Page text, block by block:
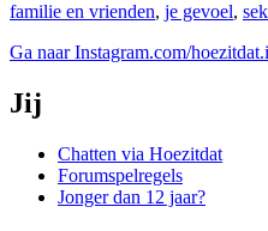
familie en vrienden, je gevoel,
Ga naar Instagram.com/
Jij
Chatten via Hoezitdat
Forumspelregels
Jonger dan 12 jaar?